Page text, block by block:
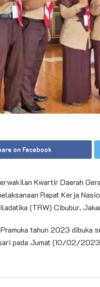
on Facebook
Kwartir Daerah
Rapat Kerja
(TRW) Cibubur,
tahun 2023 dibuka
pada Jumat (10/02/